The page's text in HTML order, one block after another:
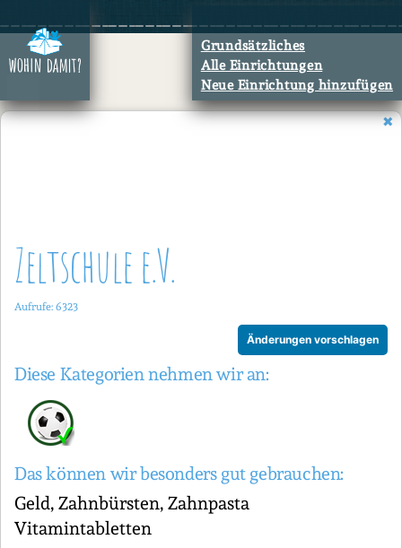
Inhalt
springen
Grundsätzliches
Alle Einrichtungen
Neue Einrichtung hinzufügen
Zeltschule e.V.
Aufrufe: 6323
Änderungen vorschlagen
Diese Kategorien nehmen wir an:
Das können wir besonders gut gebrauchen:
Geld, Zahnbürsten, Zahnpasta
Vitamintabletten